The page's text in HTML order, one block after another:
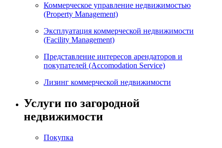
Коммерческое управление недвижимостью
(Property Management)
Эксплуатация коммерческой недвижимости
(Facility Management)
Представление интересов арендаторов и
покупателей (Accomodation Service)
Лизинг коммерческой недвижимости
Услуги по загородной
недвижимости
Покупка